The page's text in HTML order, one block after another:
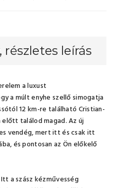
leírás
a luxust
a múlt enyhe szellő simogatja
12 km-re található Cristian-
találod magad. Az új
vendég, mert itt és csak itt
és pontosan az Ön előkelő
a szász kézművesség